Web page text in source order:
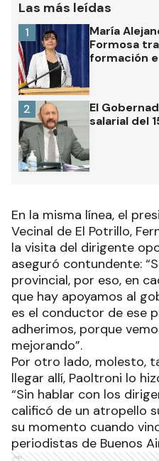
Las más leídas
María
Formosa
formación
1
El
salarial del
2
En la misma línea, el
Vecinal de El Potrillo,
la visita del dirigente
aseguró contundente:
provincial, por eso, en
que hay apoyamos al
es el conductor de ese
adherimos, porque
mejorando”.
Por otro lado, molesto,
llegar allí, Paoltroni lo
“Sin hablar con los
calificó de un atropello
su momento cuando
periodistas de Buenos
Ads